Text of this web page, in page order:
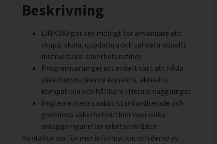
Beskrivning
LINK360 gör det möjligt för användare att
skapa, skala, uppdatera och validera visuellt
instruerande säkerhetsrutiner.
Programvaran ger ett enkelt sätt att hålla
säkerhetsrutinerna korrekta, aktuella,
kompatibla och hållbara i flera anläggningar.
Implementera snabbt standardiserade och
godkända säkerhetsrutiner över olika
anläggningar eller arbetsområden.
Kontakta oss för mer information och demo av